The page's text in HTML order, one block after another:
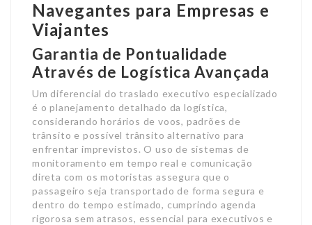
Navegantes para Empresas e
Viajantes
Garantia de Pontualidade
Através de Logística Avançada
Um diferencial do traslado executivo especializado
é o planejamento detalhado da logística,
considerando horários de voos, padrões de
trânsito e possível trânsito alternativo para
enfrentar imprevistos. O uso de sistemas de
monitoramento em tempo real e comunicação
direta com os motoristas assegura que o
passageiro seja transportado de forma segura e
dentro do tempo estimado, cumprindo agenda
rigorosa sem atrasos, essencial para executivos e